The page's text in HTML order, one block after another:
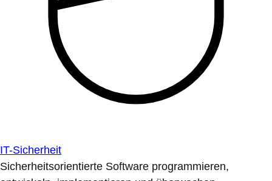
IT-Sicherheit
Sicherheitsorientierte Software programmieren,